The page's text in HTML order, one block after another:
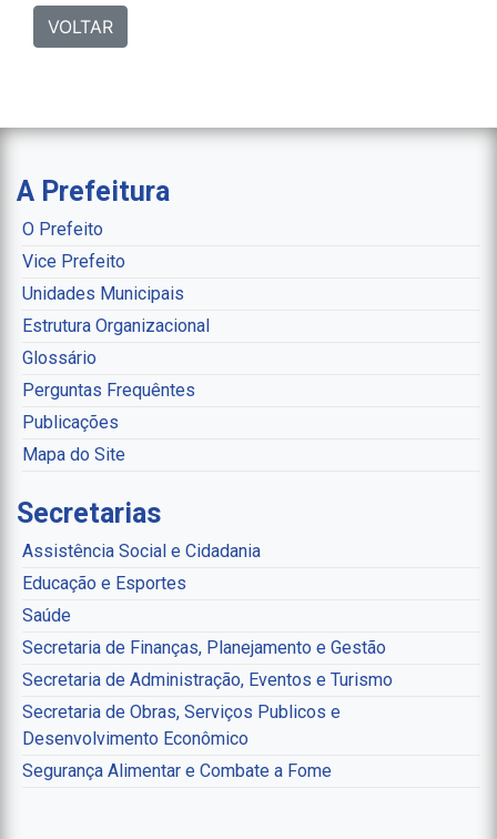
VOLTAR
A Prefeitura
O Prefeito
Vice Prefeito
Unidades Municipais
Estrutura Organizacional
Glossário
Perguntas Frequêntes
Publicações
Mapa do Site
Secretarias
Assistência Social e Cidadania
Educação e Esportes
Saúde
Secretaria de Finanças, Planejamento e Gestão
Secretaria de Administração, Eventos e Turismo
Secretaria de Obras, Serviços Publicos e
Desenvolvimento Econômico
Segurança Alimentar e Combate a Fome